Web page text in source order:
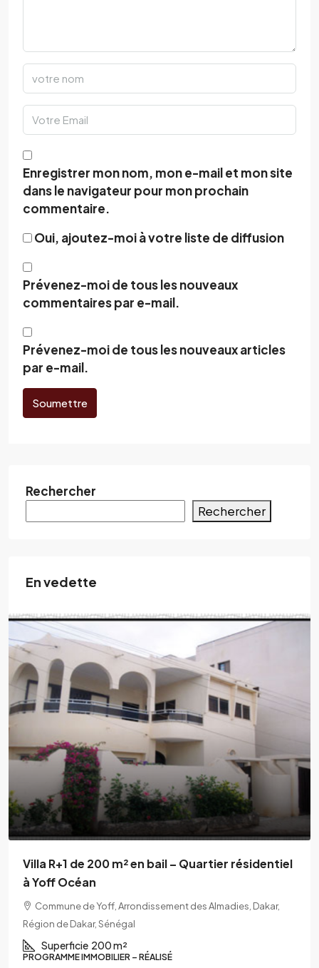
Enregistrer mon nom, mon e-mail et mon site
dans le navigateur pour mon prochain
commentaire.
Oui, ajoutez-moi à votre liste de diffusion
Prévenez-moi de tous les nouveaux
commentaires par e-mail.
Prévenez-moi de tous les nouveaux articles
par e-mail.
Soumettre
Rechercher
Rechercher
En vedette
Villa moderne R+1 avec balcons et cour
aménagée
mariste, HB-246, Hann Maristes 1, Commune de Hann Bel-
Air, Arrondissement de Grand Dakar, Dakar, Région de Dakar,
00221, Sénégal
PROGRAMME IMMOBILIER – RÉALISÉ